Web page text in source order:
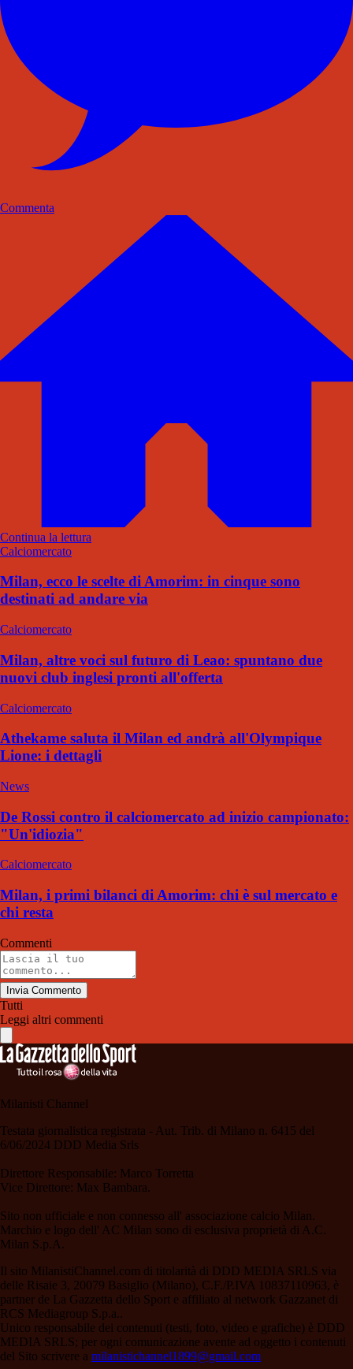
Commenta
Continua la lettura
Calciomercato
Milan, ecco le scelte di Amorim: in cinque sono
destinati ad andare via
Calciomercato
Milan, altre voci sul futuro di Leao: spuntano due
nuovi club inglesi pronti all'offerta
Calciomercato
Athekame saluta il Milan ed andrà all'Olympique
Lione: i dettagli
News
De Rossi contro il calciomercato ad inizio campionato:
"Un'idiozia"
Calciomercato
Milan, i primi bilanci di Amorim: chi è sul mercato e
chi resta
Commenti
Invia Commento
Tutti
Leggi altri commenti
Milanisti Channel
Testata giornalistica registrata - Aut. Trib. di Milano n. 6415 del
6/06/2024 DDD Media Srls
Direttore Responsabile: Marco Torretta
Vice Direttore: Max Bambara.
Sito non ufficiale e non connesso all' associazione calcio Milan.
Marchio e logo dell' AC Milan sono di esclusiva proprietà di A.C.
Milan S.p.A.
Il sito MilanistiChannel.com di titolarità di DDD MEDIA SRLS via
delle Risaie 3, 20079 Basiglio (Milano), C.F./P.IVA 10837110963, è
partner de La Gazzetta dello Sport e affiliato al network Gazzanet di
RCS Mediagroup S.p.a..
Unico responsabile dei contenuti (testi, foto, video e grafiche) è DDD
MEDIA SRLS; per ogni comunicazione avente ad oggetto i contenuti
del Sito scrivere a milanistichannel1899@gmail.com